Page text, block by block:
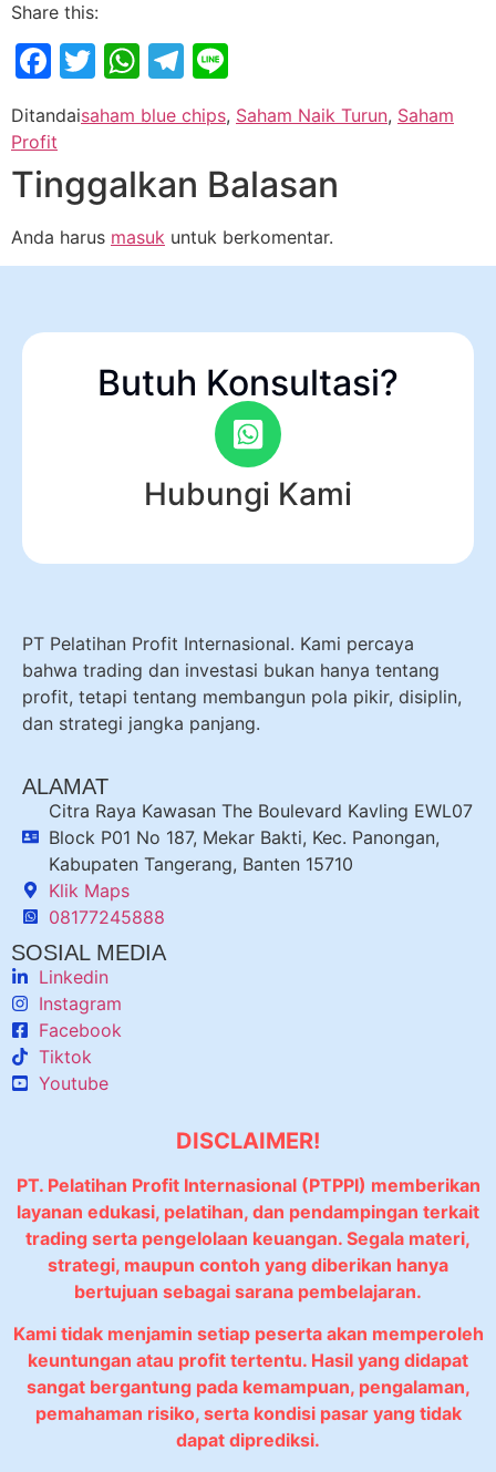
Share this:
Facebook
Twitter
WhatsApp
Telegram
Ditandaisaham blue chips, Saham Naik Turun, Saham
Profit
Tinggalkan Balasan
Anda harus masuk untuk berkomentar.
Butuh Konsultasi?
Hubungi Kami
PT Pelatihan Profit Internasional. Kami percaya
bahwa trading dan investasi bukan hanya tentang
profit, tetapi tentang membangun pola pikir, disiplin,
dan strategi jangka panjang.
ALAMAT
Citra Raya Kawasan The Boulevard Kavling EWL07
Block P01 No 187, Mekar Bakti, Kec. Panongan,
Kabupaten Tangerang, Banten 15710
Klik Maps
08177245888
SOSIAL MEDIA
Linkedin
Instagram
Facebook
Tiktok
Youtube
DISCLAIMER!
PT. Pelatihan Profit Internasional (PTPPI) memberikan
layanan edukasi, pelatihan, dan pendampingan terkait
trading serta pengelolaan keuangan. Segala materi,
strategi, maupun contoh yang diberikan hanya
bertujuan sebagai sarana pembelajaran.
Kami tidak menjamin setiap peserta akan memperoleh
keuntungan atau profit tertentu. Hasil yang didapat
sangat bergantung pada kemampuan, pengalaman,
pemahaman risiko, serta kondisi pasar yang tidak
dapat diprediksi.